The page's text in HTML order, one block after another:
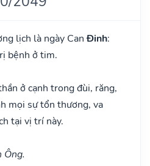
lịch là ngày CanĐinh:
bệnh ở tim.
ở cạnh trong đùi, răng,
mọi sự tổn thương, va
tại vị trí này.
Ông.